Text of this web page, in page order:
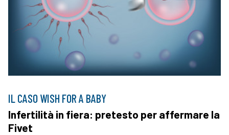
IL CASO WISH FOR A BABY
Infertilità in fiera: pretesto per affermare la
Fivet